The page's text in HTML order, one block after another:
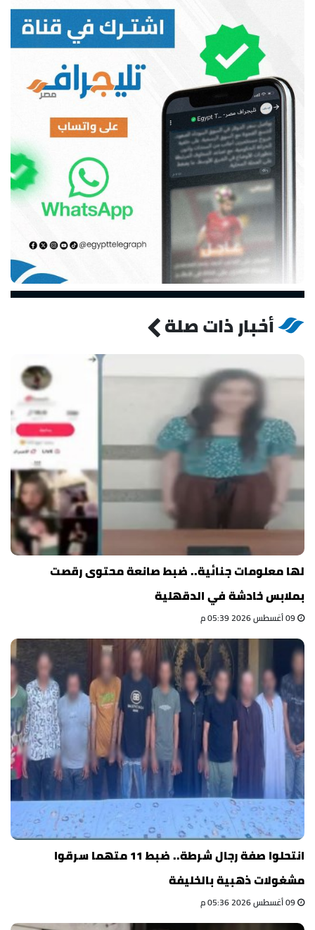
أخبار ذات صلة
لها معلومات جنائية.. ضبط صانعة محتوى رقصت
بملابس خادشة في الدقهلية
انتحلوا صفة رجال شرطة.. ضبط 11 متهما سرقوا
مشغولات ذهبية بالخليفة